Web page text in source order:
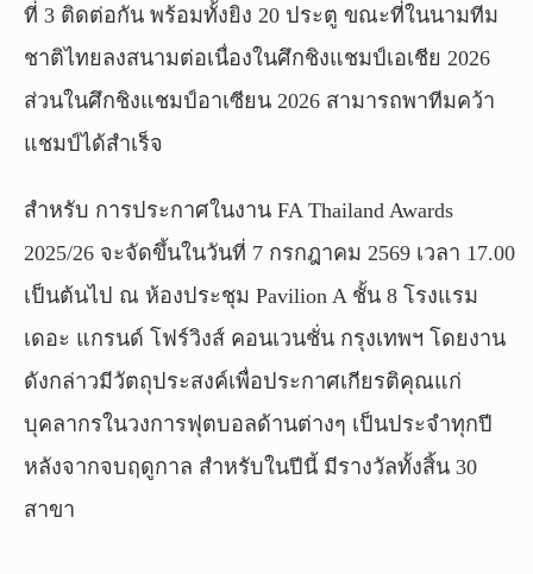
ที่ 3 ติดต่อกัน พร้อมทั้งยิง 20 ประตู ขณะที่ในนามทีม
ชาติไทยลงสนามต่อเนื่องในศึกชิงแชมป์เอเชีย 2026
ส่วนในศึกชิงแชมป์อาเซียน 2026 สามารถพาทีมคว้า
แชมป์ได้สำเร็จ
สำหรับ การประกาศในงาน FA Thailand Awards
2025/26 จะจัดขึ้นในวันที่ 7 กรกฎาคม 2569 เวลา 17.00
เป็นต้นไป ณ ห้องประชุม Pavilion A ชั้น 8 โรงแรม
เดอะ แกรนด์ โฟร์วิงส์ คอนเวนชั่น กรุงเทพฯ โดยงาน
ดังกล่าวมีวัตถุประสงค์เพื่อประกาศเกียรติคุณแก่
บุคลากรในวงการฟุตบอลด้านต่างๆ เป็นประจำทุกปี
หลังจากจบฤดูกาล สำหรับในปีนี้ มีรางวัลทั้งสิ้น 30
สาขา